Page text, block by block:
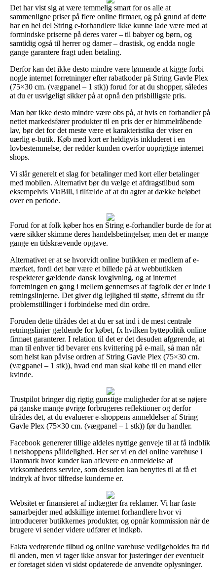
Det har vist sig at være temmelig smart for os alle at
sammenligne priser på flere online firmaer, og på grund af dette
har en hel del String e-forhandlere ikke kunne lade være med at
formindske priserne på deres varer – til babyer og børn, og
samtidig også til herrer og damer – drastisk, og endda nogle
gange garantere fragt uden betaling.
Derfor kan det ikke desto mindre være lønnende at kigge forbi
nogle internet forretninger efter rabatkoder på String Gavle Plex
(75×30 cm. (vægpanel – 1 stk)) forud for at du shopper, således
at du er usvigeligt sikker på at opnå den prisbilligste pris.
Man bør ikke desto mindre være obs på, at hvis en forhandler på
nettet markedsfører produkter til en pris der er himmelråbende
lav, bør det for det meste være et karakteristika der viser en
uærlig e-butik. Køb med kort er heldigvis inkluderet i en
lovbestemmelse, der redder kunden overfor uoprigtige internet
shops.
Vi slår generelt et slag for betalinger med kort eller betalinger
med mobilen. Alternativt bør du vælge et afdragstilbud som
eksempelvis ViaBill, i tilfælde af at du agter at dække beløbet
over en periode.
Forud for at folk køber hos en String e-forhandler burde de for at
være sikker skimme deres handelsbetingelser, men det er mange
gange en tidskrævende opgave.
Alternativet er at se hvorvidt online butikken er medlem af e-
mærket, fordi det bør være et billede på at webbutikken
respekterer gældende dansk lovgivning, og at internet
forretningen en gang i mellem gennemses af fagfolk der er inde i
retningslinjerne. Det giver dig lejlighed til støtte, såfremt du får
problemstillinger i forbindelse med din ordre.
Foruden dette tilrådes det at du er sat ind i de mest centrale
retningslinjer gældende for købet, fx hvilken byttepolitik online
firmaet garanterer. I relation til det er det desuden afgørende, at
man til enhver tid bevarer ens kvittering på e-mail, så man når
som helst kan påvise ordren af String Gavle Plex (75×30 cm.
(vægpanel – 1 stk)), hvad end man skal købe til en mand eller
kvinde.
Trustpilot bringer dig rigtig gunstige muligheder for at se nøjere
på ganske mange øvrige forbrugeres reflektioner og derfor
tilrådes det, at du evaluerer e-shoppens anmeldelser af String
Gavle Plex (75×30 cm. (vægpanel – 1 stk)) før du handler.
Facebook genererer tillige aldeles nyttige genveje til at få indblik
i netshoppens pålidelighed. Her ser vi en del online varehuse i
Danmark hvor kunder kan aflevere en anmeldelse af
virksomhedens service, som desuden kan benyttes til at få et
indtryk af hvor tilfredse kunderne er.
Websitet er finansieret af indtægter fra reklamer. Vi har faste
samarbejder med adskillige internet forhandlere hvor vi
introducerer butikkernes produkter, og opnår kommission når de
brugere vi sender videre udfører et indkøb.
Fakta vedrørende tilbud og online varehuse vedligeholdes fra tid
til anden, men vi tager ikke ansvar for justeringer der eventuelt
er foretaget siden vi sidst opdaterede de anvendte oplysninger.